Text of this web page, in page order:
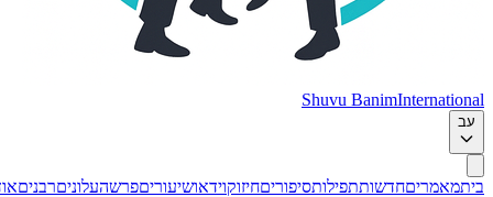
Shuvu Banim
מאמריםחדשותתפילותסיפוריםחיזוקוידאושיעוריםפרשהעלוניםרבניםאודות